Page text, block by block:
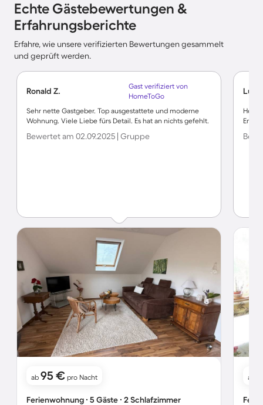
Echte Gästebewertungen &
Erfahrungsberichte
Erfahre, wie unsere verifizierten Bewertungen gesammelt
und geprüft werden.
Ronald Z.
Gast verifiziert von
HomeToGo
Sehr nette Gastgeber. Top ausgestattete und moderne
Wohnung. Viele Liebe fürs Detail. Es hat an nichts gefehlt.
Bewertet am 02.09.2025 | Gruppe
ab 95 € pro Nacht
Ferienwohnung ∙ 5 Gäste ∙ 2 Schlafzimmer
Lucy
Helle,
ab